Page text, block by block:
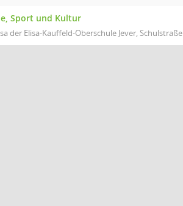
Sport und Kultur
der Elisa-Kauffeld-Oberschule Jever,